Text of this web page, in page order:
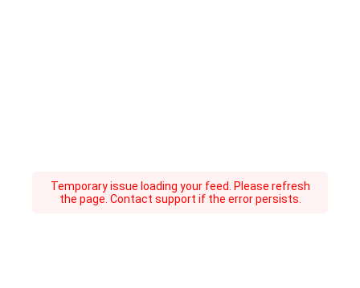
Temporary issue loading your feed. Please refresh
the page. Contact support if the error persists.